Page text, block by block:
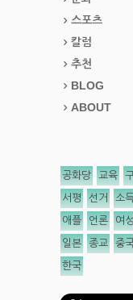
스포츠
칼럼
추천
BLOG
ABOUT
공화당 교육
서평 선거 소
애플 언론 여
일본 종교 중
한국